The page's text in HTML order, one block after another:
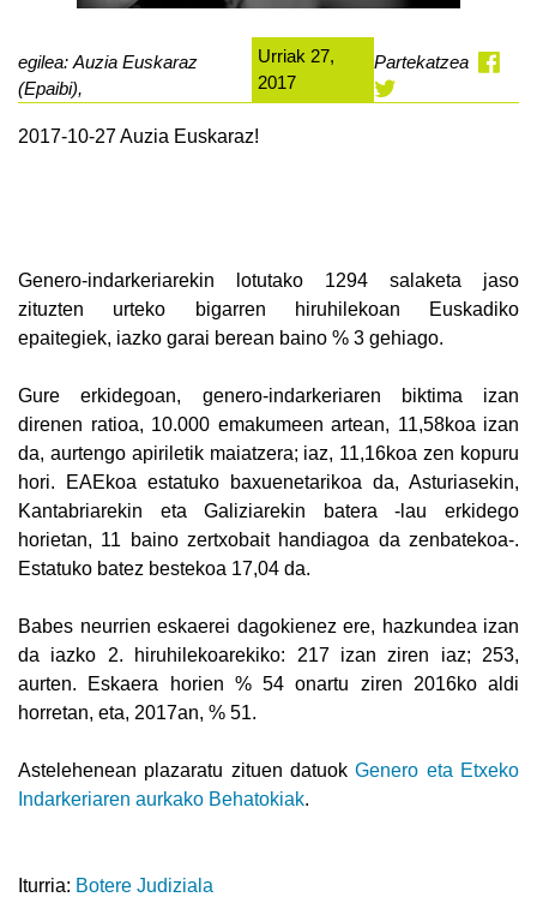
egilea: Auzia Euskaraz
(Epaibi),
Urriak 27,
2017
Partekatzea
2017-10-27 Auzia Euskaraz!
Genero-indarkeriarekin lotutako 1294 salaketa jaso
zituzten urteko bigarren hiruhilekoan Euskadiko
epaitegiek, iazko garai berean baino % 3 gehiago.
Gure erkidegoan, genero-indarkeriaren biktima izan
direnen ratioa, 10.000 emakumeen artean, 11,58koa izan
da, aurtengo apiriletik maiatzera; iaz, 11,16koa zen kopuru
hori. EAEkoa estatuko baxuenetarikoa da, Asturiasekin,
Kantabriarekin eta Galiziarekin batera -lau erkidego
horietan, 11 baino zertxobait handiagoa da zenbatekoa-.
Estatuko batez bestekoa 17,04 da.
Babes neurrien eskaerei dagokienez ere, hazkundea izan
da iazko 2. hiruhilekoarekiko: 217 izan ziren iaz; 253,
aurten. Eskaera horien % 54 onartu ziren 2016ko aldi
horretan, eta, 2017an, % 51.
Astelehenean plazaratu zituen datuokGenero eta Etxeko
Indarkeriaren aurkako Behatokiak.
Iturria: Botere Judiziala